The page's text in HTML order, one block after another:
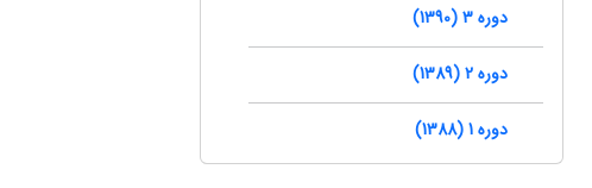
دوره 3 (1390)
دوره 2 (1389)
دوره 1 (1388)